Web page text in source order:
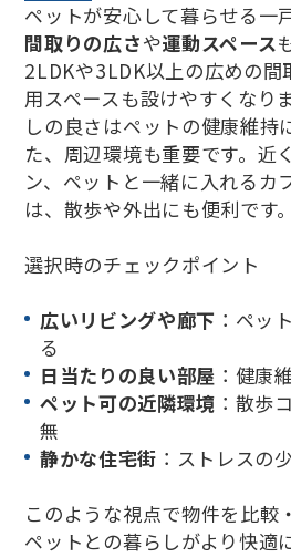
ペットが安心して暮らせる一
間取りの広さや運動スペース
2LDKや3LDK以上の広めの間
用スペースも設けやすくなり
しの良さはペットの健康維持
た、周辺環境も重要です。近
ン、ペットと一緒に入れるカ
は、散歩や外出にも便利です。
選択時のチェックポイント
広いリビングや廊下 ：ペッ
る
日当たりの良い部屋 ：健康
ペット可の近隣環境 ：散歩
無
静かな住宅街 ：ストレスの
このような視点で物件を比較
ペットとの暮らしがより快適